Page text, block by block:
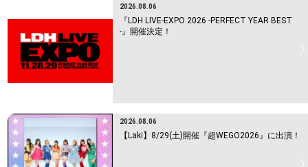
2026.08.06
『LDH LIVE-EXPO 2026 -PERFECT YEAR BEST
-』開催決定！
2026.08.06
【Laki】8/29(土)開催『超WEGO2026』に出演！